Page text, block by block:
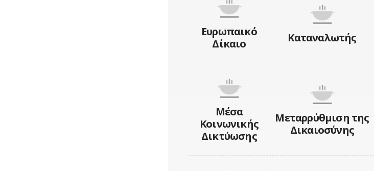
Ευρωπαικό
Δίκαιο
Καταναλωτής
Μέσα
Κοινωνικής
Δικτύωσης
Μεταρρύθμιση της
Δικαιοσύνης